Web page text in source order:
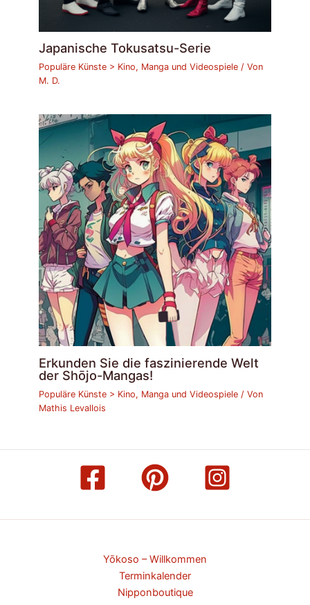
Japanische Tokusatsu-Serie
Populäre Künste > Kino, Manga und Videospiele / Von
M. D.
Erkunden Sie die faszinierende Welt
der Shōjo-Mangas!
Populäre Künste > Kino, Manga und Videospiele / Von
Mathis Levallois
Yōkoso – Willkommen
Terminkalender
Nipponboutique